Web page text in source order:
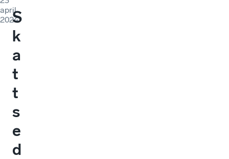
april
2024
S
k
a
t
t
s
e
d